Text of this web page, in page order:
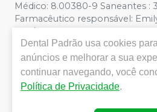
Médico: 8.00380-9 Saneantes :
Farmacêutico responsável:
CRF/PE nº 10109 | Política de
Fotos meramente ilustrativas -
da loja virtual estão sujeitos a
divergência de preços no site,
Carrinho de Compra. Não
isso nos reservamos o direito
de grandes volumes pelo site.
Dental Padrão usa cookies
anúncios e melhorar a sua
continuar navegando, você
Política de Privacidade.